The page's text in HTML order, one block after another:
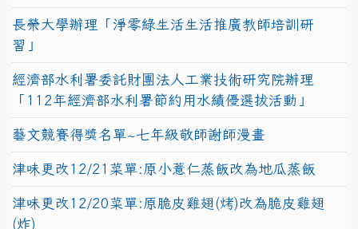
長榮大學辦理「淨零綠生活生活推廣教師培訓研
習」
經濟部水利署委託財團法人工業技術研究院辦理
「112年經濟部水利署節約用水績優選拔活動」
藝文競賽得獎名單~七年級敬師謝師漫畫
津味更改12/21菜單:原小薏仁蒸飯改為地瓜蒸飯
津味更改12/20菜單:原脆皮雞翅(烤)改為脆皮雞翅
(炸)